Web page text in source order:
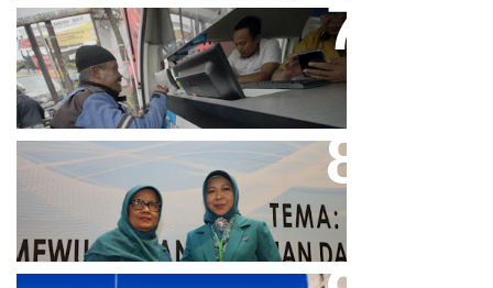
Bjb T Samsat Manjakan Nasabah
Dalam Bayar Pajak Kendaraan
Perpres No.99/2017 Bisa Jadi
Acuan Semangat Pengabdian